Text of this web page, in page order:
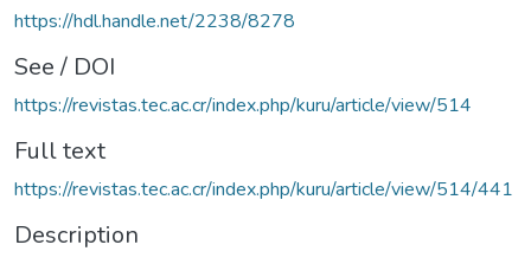
https://hdl.handle.net/2238/8278
See / DOI
https://revistas.tec.ac.cr/index.php/kuru/article/view/514
Full text
https://revistas.tec.ac.cr/index.php/kuru/article/view/514/441
Description